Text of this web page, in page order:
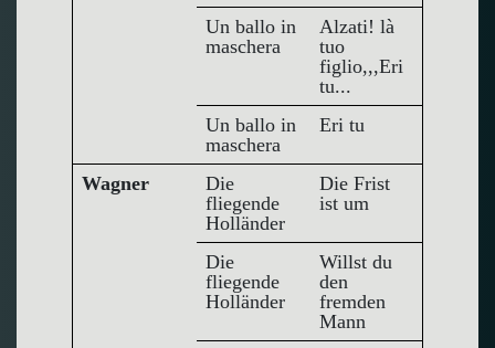
Un ballo in
maschera
Alzati! là
tuo
figlio,,,Eri
tu...
Un ballo in
maschera
Eri tu
Wagner
Die
fliegende
Holländer
Die Frist
ist um
Die
fliegende
Holländer
Willst du
den
fremden
Mann